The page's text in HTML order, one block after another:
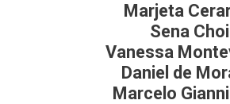
Marjeta
Sena Choi
Vanessa
Daniel de
Marcelo